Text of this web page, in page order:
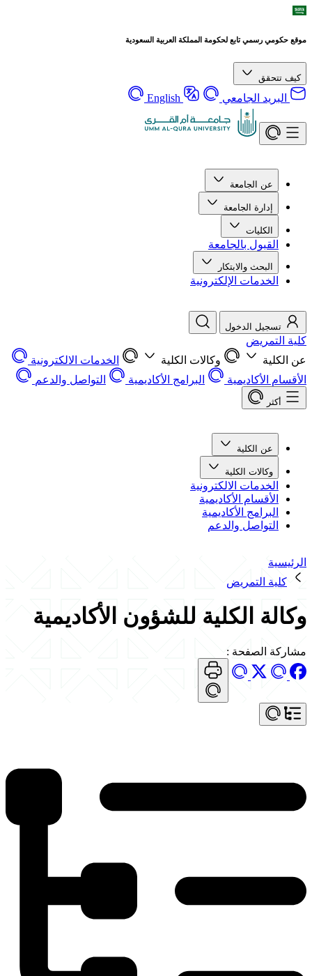
موقع حكومي رسمي تابع لحكومة المملكة العربية السعودية
كيف تتحقق
البريد الجامعي English
عن الجامعة
إدارة الجامعة
الكليات
القبول بالجامعة
البحث والابتكار
الخدمات الإلكترونية
تسجيل الدخول
كلية التمريض
عن الكلية
وكالات الكلية
الخدمات الالكترونية
الأقسام الأكاديمية
البرامج الأكاديمية التواصل والدعم
أكثر
عن الكلية
وكالات الكلية
الخدمات الالكترونية
الأقسام الأكاديمية
البرامج الأكاديمية
التواصل والدعم
الرئيسية
كلية التمريض
وكالة الكلية للشؤون الأكاديمية
مشاركة الصفحة :